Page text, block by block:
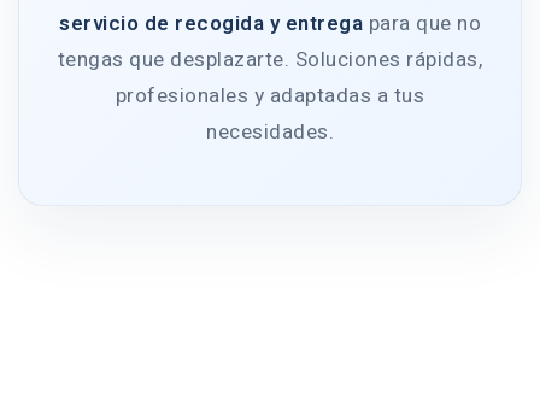
servicio de recogida y entrega para que no
tengas que desplazarte. Soluciones rápidas,
profesionales y adaptadas a tus
necesidades.